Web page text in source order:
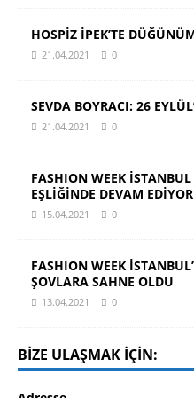
HOSPİZ İPEK’TE
21.04.2021 0
SEVDA BOYRACI: 26
21.04.2021 0
FASHION WEEK
EŞLİĞİNDE DEVAM EDİYOR
15.04.2021 0
FASHION WEEK
ŞOVLARA SAHNE OLDU
13.04.2021 0
BIZE ULAŞMAK IÇIN: